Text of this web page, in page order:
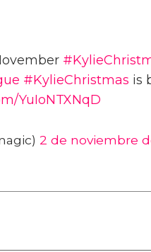
#KylieChristmas is
YuIoNTXNqD
2 de noviembre